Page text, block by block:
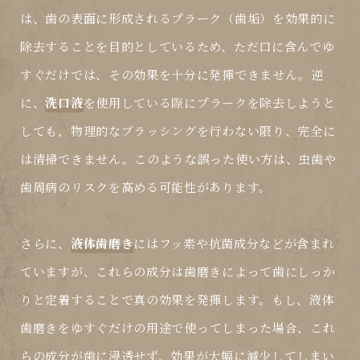
は、歯の表面に形成されるプラーク（歯垢）を効果的に
除去することを目的としているため、ただ口に含んでゆ
すぐだけでは、その効果を十分に発揮できません。逆
に、洗口液を使用している際にプラークを除去しようと
しても、物理的なブラッシングを行わない限り、完全に
は清掃できません。このような誤った使い方は、虫歯や
歯周病のリスクを高める可能性があります。
さらに、 液体歯磨きにはフッ素や抗菌成分などが含まれ
ていますが、これらの成分は歯磨きによって歯にしっか
りと定着することで真の効果を発揮します。もし、液体
歯磨き をゆすぐだけの用途で使ってしまった場合、これ
らの成分が歯に浸透せず、効果が大幅に減少してしまい